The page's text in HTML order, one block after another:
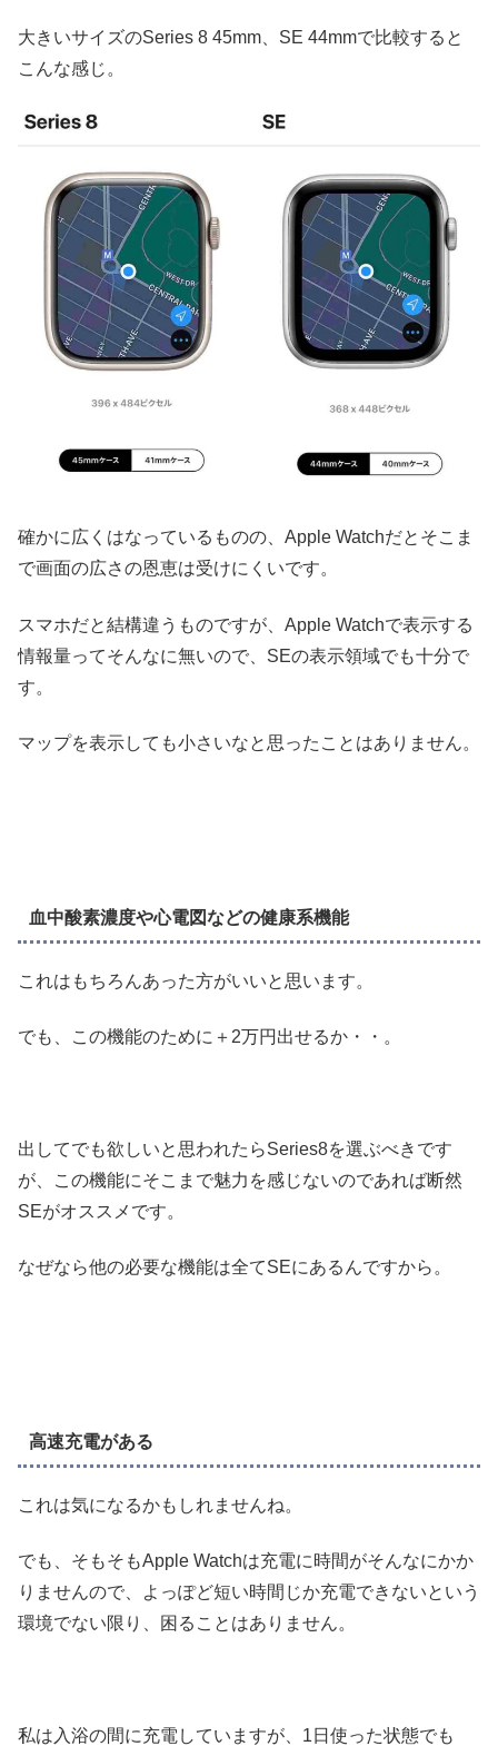
大きいサイズのSeries 8 45mm、SE 44mmで比較すると
こんな感じ。
確かに広くはなっているものの、Apple Watchだとそこま
で画面の広さの恩恵は受けにくいです。
スマホだと結構違うものですが、Apple Watchで表示する
情報量ってそんなに無いので、SEの表示領域でも十分で
す。
マップを表示しても小さいなと思ったことはありません。
血中酸素濃度や心電図などの健康系機能
これはもちろんあった方がいいと思います。
でも、この機能のために＋2万円出せるか・・。
出してでも欲しいと思われたらSeries8を選ぶべきです
が、この機能にそこまで魅力を感じないのであれば断然
SEがオススメです。
なぜなら他の必要な機能は全てSEにあるんですから。
高速充電がある
これは気になるかもしれませんね。
でも、そもそもApple Watchは充電に時間がそんなにかか
りませんので、よっぽど短い時間じか充電できないという
環境でない限り、困ることはありません。
私は入浴の間に充電していますが、1日使った状態でも